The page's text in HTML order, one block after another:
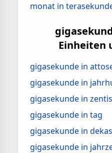
monat in
Einheiten
gigasekunde in
gigasekunde in
gigasekunde in
gigasekunde in tag
gigasekunde in
gigasekunde in